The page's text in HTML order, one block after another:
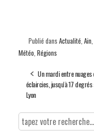
Publié dans Actualité, Ain,
Météo, Régions
Un mardi entre nuages
éclaircies, jusqu'à 17 degrés
Lyon